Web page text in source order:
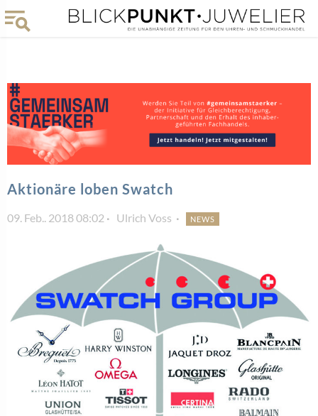
Aktionäre loben Swatch
09. Feb.. 2018 08:02 Ulrich Voss NEWS